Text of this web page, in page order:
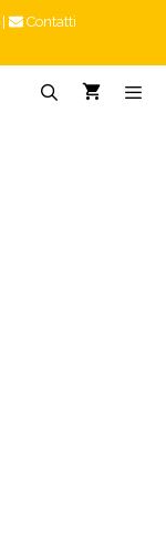
Contatti